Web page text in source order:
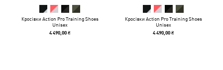
Кросівки Action Pro Training Shoes
Unisex
4 490,00 ₴
Кросівки Action Pro Training Shoes
Unisex
4 490,00 ₴